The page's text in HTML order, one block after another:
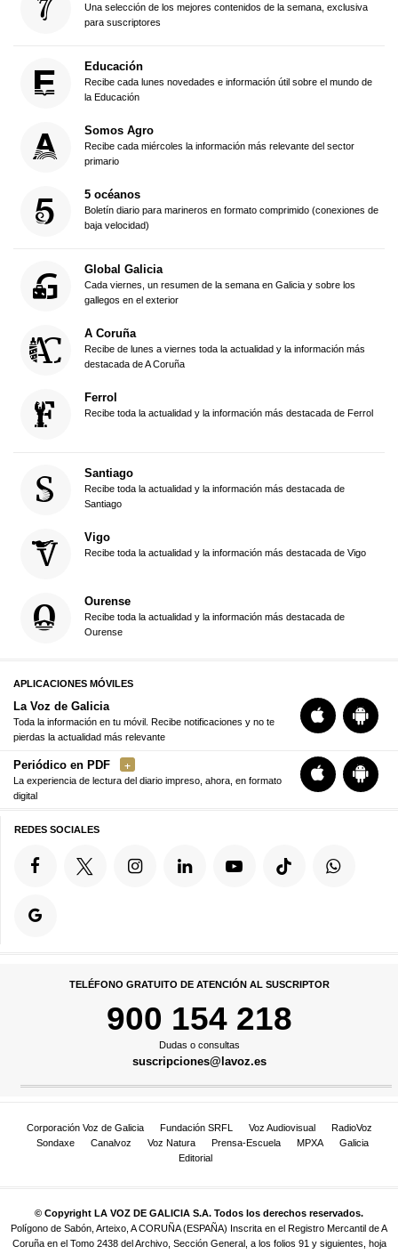
Una selección de los mejores contenidos de la semana, exclusiva
para suscriptores
Educación
Recibe cada lunes novedades e información útil sobre el mundo de
la Educación
Somos Agro
Recibe cada miércoles la información más relevante del sector
primario
5 océanos
Boletín diario para marineros en formato comprimido (conexiones de
baja velocidad)
Global Galicia
Cada viernes, un resumen de la semana en Galicia y sobre los
gallegos en el exterior
A Coruña
Recibe de lunes a viernes toda la actualidad y la información más
destacada de A Coruña
Ferrol
Recibe toda la actualidad y la información más destacada de Ferrol
Santiago
Recibe toda la actualidad y la información más destacada de
Santiago
Vigo
Recibe toda la actualidad y la información más destacada de Vigo
Ourense
Recibe toda la actualidad y la información más destacada de
Ourense
APLICACIONES MÓVILES
La Voz de Galicia
Toda la información en tu móvil. Recibe notificaciones y no te
pierdas la actualidad más relevante
Periódico en PDF
La experiencia de lectura del diario impreso, ahora, en formato
digital
REDES SOCIALES
TELÉFONO GRATUITO DE ATENCIÓN AL SUSCRIPTOR
900 154 218
Dudas o consultas
suscripciones@lavoz.es
Corporación Voz de Galicia Fundación SRFL Voz Audiovisual
RadioVoz
Sondaxe
Canalvoz Voz Natura Prensa-Escuela MPXA
Galicia
Editorial
© Copyright LA VOZ DE GALICIA S.A. Todos los derechos reservados.
Polígono de Sabón, Arteixo, A CORUÑA (ESPAÑA) Inscrita en el Registro Mercantil de A
Coruña en el Tomo 2438 del Archivo, Sección General, a los folios 91 y siguientes, hoja